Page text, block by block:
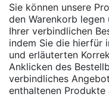
Sie können unsere
den Warenkorb
Ihrer verbindlichen
indem Sie die hierfür
und erläuterten
Anklicken des
verbindliches
enthaltenen Produkte